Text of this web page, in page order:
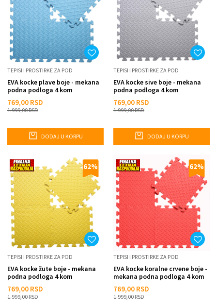
TEPISI I PROSTIRKE ZA POD
EVA kocke plave boje - mekana
podna podloga 4 kom
769,00 RSD
1.999,00RSD
DODAJ U KORPU
TEPISI I PROSTIRKE ZA POD
EVA kocke sive boje - mekana
podna podloga 4 kom
769,00 RSD
1.999,00RSD
DODAJ U KORPU
62%
TEPISI I PROSTIRKE ZA POD
EVA kocke žute boje - mekana
podna podloga 4 kom
769,00 RSD
1.999,00RSD
62%
TEPISI I PROSTIRKE ZA POD
EVA kocke koralne crvene boje -
mekana podna podloga 4 kom
769,00 RSD
1.999,00RSD